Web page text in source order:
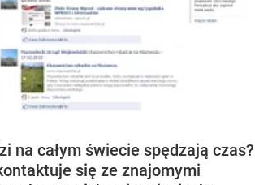
na całym świecie spędzają czas?
się ze znajomymi